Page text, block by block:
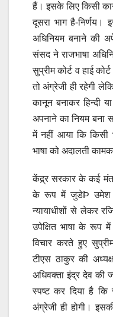
हैं। इसके लिए किसी
दूसरा भाग है-
अधिनियम बनाने की
संसद ने राजभाषा
सुप्रीम कोर्ट व हाई
तो अंग्रेजी ही रहेगी
कानून बनाकर हिन्दी
अपनाने का नियम
में नहीं आया कि किसी
भाषा को अदालती
केंद्र्र सरकार के कई
के रूप में जुडेÞ उमेश
न्यायाधीशों से लेकर
उपेक्षित भाषा के रूप
विचार करते हुए
टीएस ठाकुर की
अधिवक्ता इंद्र देव की
स्पष्ट कर दिया है कि
अंग्रेजी ही होगी।